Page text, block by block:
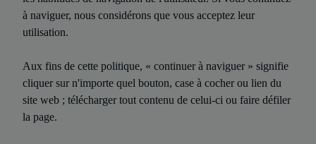
à naviguer, nous considérons que vous acceptez leur
utilisation.
Aux fins de cette politique, « continuer à naviguer » signifie
cliquer sur n'importe quel bouton, case à cocher ou lien du
site web ; télécharger tout contenu de celui-ci ou faire défiler
la page.